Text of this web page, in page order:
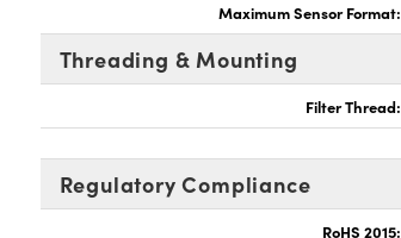
Maximum Sensor Format:
Threading & Mounting
Filter Thread:
Regulatory Compliance
RoHS 2015: